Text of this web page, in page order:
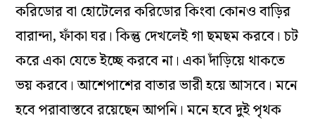
করিডোর বা হোটেলের করিডোর কিংবা কোনও বাড়ির
বারান্দা, ফাঁকা ঘর। কিন্তু দেখলেই গা ছমছম করবে। চট
করে একা যেতে ইচ্ছে করবে না। একা দাঁড়িয়ে থাকতে
ভয় করবে। আশেপাশের বাতার ভারী হয়ে আসবে। মনে
হবে পরাবাস্তবে রয়েছেন আপনি। মনে হবে দুই পৃথক